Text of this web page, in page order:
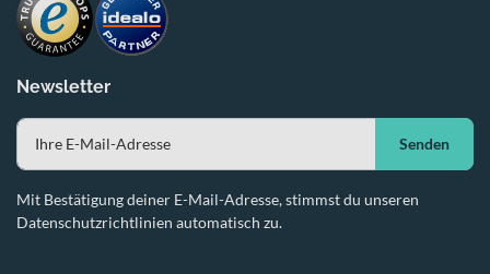
Newsletter
Senden
Mit Bestätigung deiner E-Mail-Adresse, stimmst du unseren
Datenschutzrichtlinien automatisch zu.